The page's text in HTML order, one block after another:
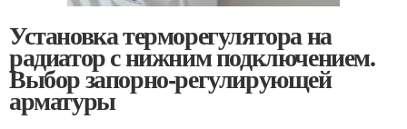
Установка терморегулятора на
радиатор с нижним подключением.
Выбор запорно-регулирующей
арматуры